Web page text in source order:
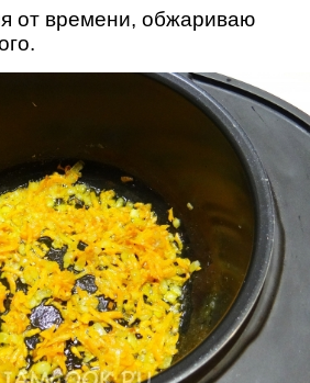
от времени, обжариваю